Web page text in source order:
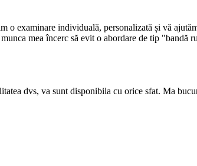
examinare individuală, personalizată și vă
mea încerc să evit o abordare de tip "bandă
dvs, va sunt disponibila cu orice sfat. Ma